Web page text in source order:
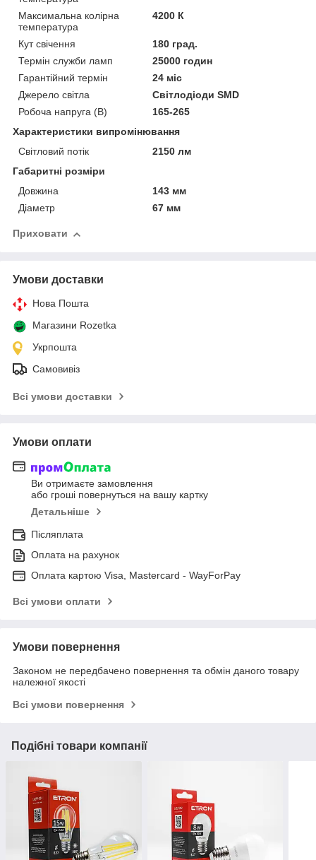
Максимальна колірна
температура
4200 К
Кут свічення
180 град.
Термін служби ламп
25000 годин
Гарантійний термін
24 міс
Джерело світла
Світлодіоди SMD
Робоча напруга (В)
165-265
Характеристики випромінювання
Світловий потік
2150 лм
Габаритні розміри
Довжина
143 мм
Діаметр
67 мм
Приховати
Умови доставки
Нова Пошта
Магазини Rozetka
Укрпошта
Самовивіз
Всі умови доставки
Умови оплати
Ви отримаєте замовлення
або гроші повернуться на вашу картку
Детальніше
Післяплата
Оплата на рахунок
Оплата картою Visa, Mastercard - WayForPay
Всі умови оплати
Умови повернення
Законом не передбачено повернення та обмін даного товару
належної якості
Всі умови повернення
Подібні товари компанії